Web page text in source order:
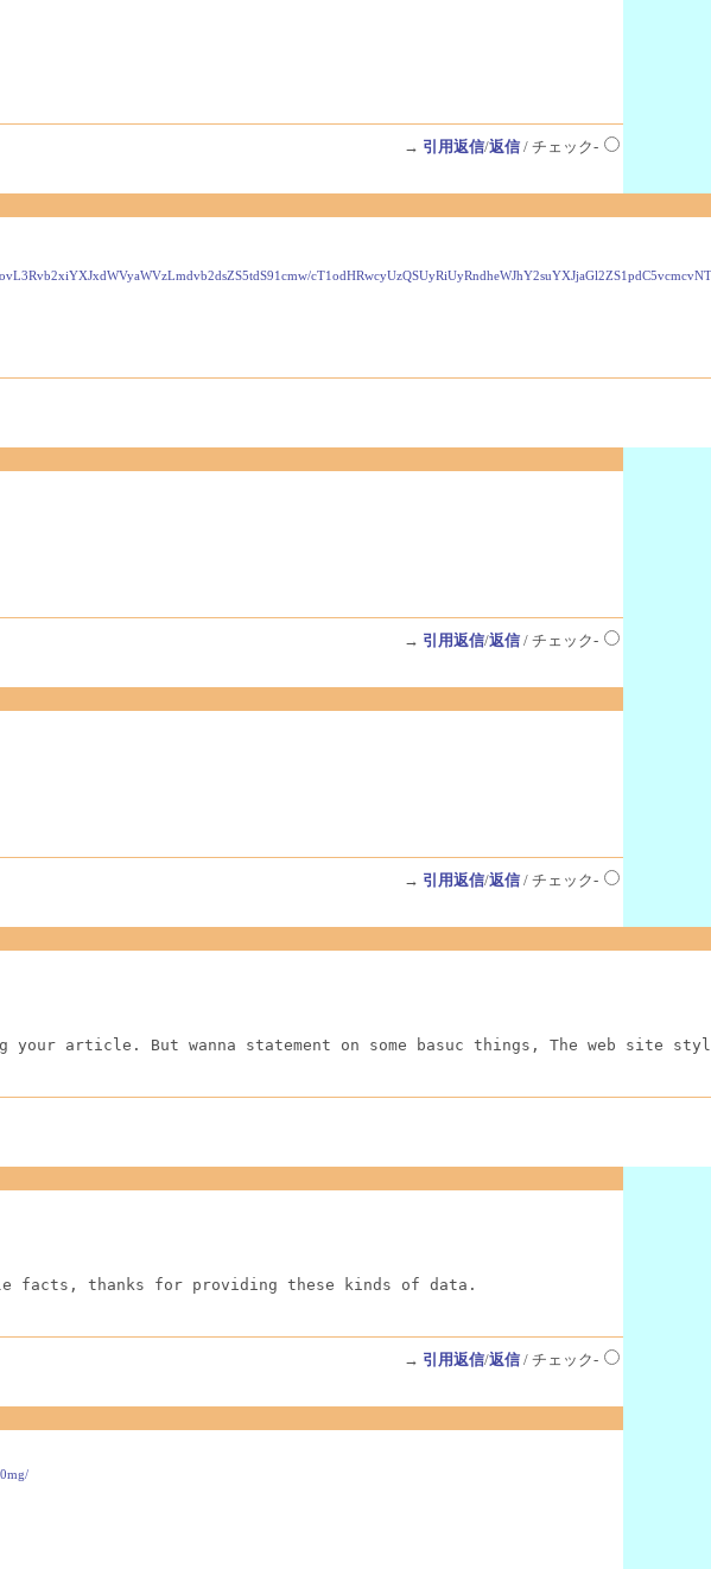
→ 引用返信/返信/ チェック-
→ 引用返信/返信/ チェック-
→ 引用返信/返信/ チェック-
article. But wanna statement on some basuc things, The web
facts, thanks for providing these kinds of data.
→ 引用返信/返信/ チェック-